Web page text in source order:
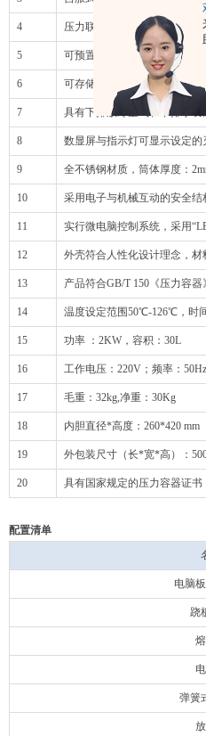
4 压力联锁盖装置，双刻度读数
5 可预置固定程序对灭菌物品灭
6 可存储上次灭菌程序，便于二
7 具有下排放冷空气和下排水功
8 数显屏与指示灯可显示设定
9 全不锈钢材质，筒体厚度：
10 采用电子与机械互动的安全
11 实行微电脑控制系统，采用
12 外壳符合人性化设计理念，
13 产品符合GB/T 150《压力容
14 温度设定范围50℃-126℃，时
15 功率 ：2KW，容积：30L
16 工作电压：220V；频率：50Hz
17 毛重：32kg,净重：30Kg
18 内胆直径*高度：260*420 mm
19 外包装尺寸（长*宽*高）：
20 具有国家规定的压力容器证书
配置清单
电脑
跷
弹簧